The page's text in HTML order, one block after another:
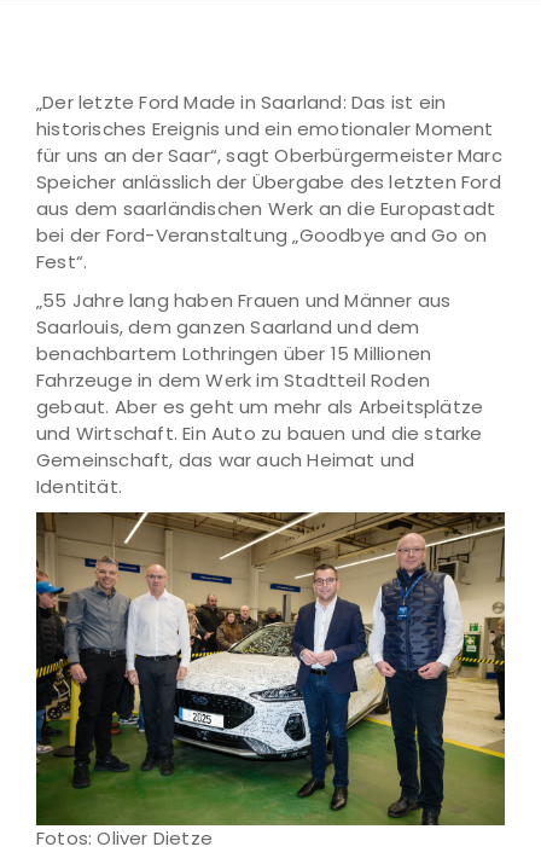
„Der letzte Ford Made in Saarland: Das ist ein
historisches Ereignis und ein emotionaler Moment
für uns an der Saar“, sagt Oberbürgermeister Marc
Speicher anlässlich der Übergabe des letzten Ford
aus dem saarländischen Werk an die Europastadt
bei der Ford-Veranstaltung „Goodbye and Go on
Fest“.
„55 Jahre lang haben Frauen und Männer aus
Saarlouis, dem ganzen Saarland und dem
benachbartem Lothringen über 15 Millionen
Fahrzeuge in dem Werk im Stadtteil Roden
gebaut. Aber es geht um mehr als Arbeitsplätze
und Wirtschaft. Ein Auto zu bauen und die starke
Gemeinschaft, das war auch Heimat und
Identität.
Fotos: Oliver Dietze